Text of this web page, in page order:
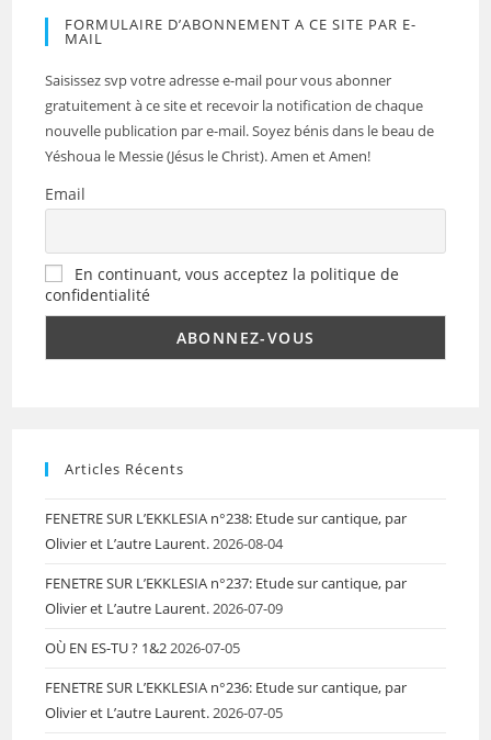
FORMULAIRE D’ABONNEMENT A CE SITE PAR E-
MAIL
Saisissez svp votre adresse e-mail pour vous abonner
gratuitement à ce site et recevoir la notification de chaque
nouvelle publication par e-mail. Soyez bénis dans le beau de
Yéshoua le Messie (Jésus le Christ). Amen et Amen!
Email
En continuant, vous acceptez la politique de
confidentialité
Articles Récents
FENETRE SUR L’EKKLESIA n°238: Etude sur cantique, par
Olivier et L’autre Laurent.2026-08-04
FENETRE SUR L’EKKLESIA n°237: Etude sur cantique, par
Olivier et L’autre Laurent.2026-07-09
OÙ EN ES-TU ? 1&22026-07-05
FENETRE SUR L’EKKLESIA n°236: Etude sur cantique, par
Olivier et L’autre Laurent.2026-07-05